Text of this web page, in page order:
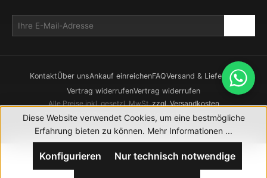
KontaktÜber unsAnkauf einreichenFAQVersand & Lieferung
Vertrag widerrufenVertrag widerrufen
Alle Preise inkl. gesetzl. MwSt.zzgl. Versandkosten
© 2026 CHRONOWERK GmbH. Alle Rechte vorbehalten.
Realisierung durch XICTRON
Diese Website verwendet Cookies, um eine bestmögliche
Erfahrung bieten zu können. Mehr Informationen ...
Nur technisch notwendige
Konfigurieren